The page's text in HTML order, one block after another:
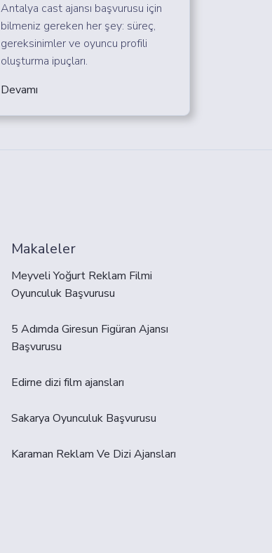
Antalya cast ajansı başvurusu için
bilmeniz gereken her şey: süreç,
gereksinimler ve oyuncu profili
oluşturma ipuçları.
Devamı
Makaleler
Meyveli Yoğurt Reklam Filmi
Oyunculuk Başvurusu
5 Adımda Giresun Figüran Ajansı
Başvurusu
Edirne dizi film ajansları
Sakarya Oyunculuk Başvurusu
Karaman Reklam Ve Dizi Ajansları